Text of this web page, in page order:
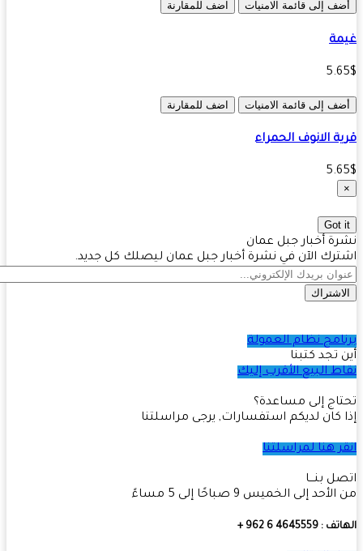
إلى قائمة الامنيات اضف للمقارنة
إلى قائمة الامنيات اضف للمقارنة
الانوف الحمراء
أخبار جبل عمان
الآن في نشرة أخبار جبل عمان ليصلك كل جديد.
نظام العمولة
تجد كتبنا
البيع الأقرب إليك
إلى مساعدة؟
كان لديكم استفسارات, يرجى مراسلتنا
هنا لمراسلتنا
بنـــا
إلى الخميس 9 صباحًا إلى 5 مساءً
6 962 +